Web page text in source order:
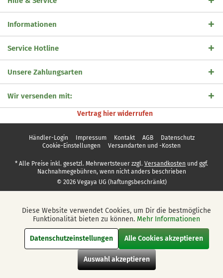
Informationen
Service Hotline
Unsere Zahlungsarten
Wir versenden mit:
Vertrag hier widerrufen
Händler-Login Impressum Kontakt AGB
Datenschutz
Cookie-Einstellungen
Versandarten und -Kosten
* Alle Preise inkl. gesetzl. Mehrwertsteuer zzgl. Versandkosten und ggf.
Nachnahmegebühren, wenn nicht anders beschrieben
© 2026 Vegaya UG (haftungsbeschränkt)
Funktionale Aktiv
Marketing Aktiv
Diese Website verwendet Cookies, um Dir die bestmögliche
Funktionalität bieten zu können. Mehr Informationen
Datenschutzeinstellungen Alle Cookies akzeptieren
Auswahl akzeptieren